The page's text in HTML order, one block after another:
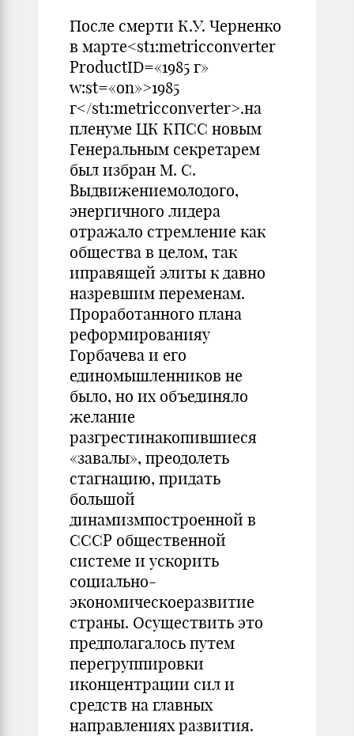
После смерти К.У. Черненко
в марте<st1:metricconverter
ProductID=«1985 г»
w:st=«on»>1985
г</st1:metricconverter>.на
пленуме ЦК КПСС новым
Генеральным секретарем
был избран М. С.
Выдвижениемолодого,
энергичного лидера
отражало стремление как
общества в целом, так
иправящей элиты к давно
назревшим переменам.
Проработанного плана
реформированияу
Горбачева и его
единомышленников не
было, но их объединяло
желание
разгрестинакопившиеся
«завалы», преодолеть
стагнацию, придать
большой
динамизмпостроенной в
СССР общественной
системе и ускорить
социально-
экономическоеразвитие
страны. Осуществить это
предполагалось путем
перегруппировки
иконцентрации сил и
средств на главных
направлениях развития.